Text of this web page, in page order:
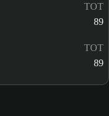
TOT
89
TOT
89